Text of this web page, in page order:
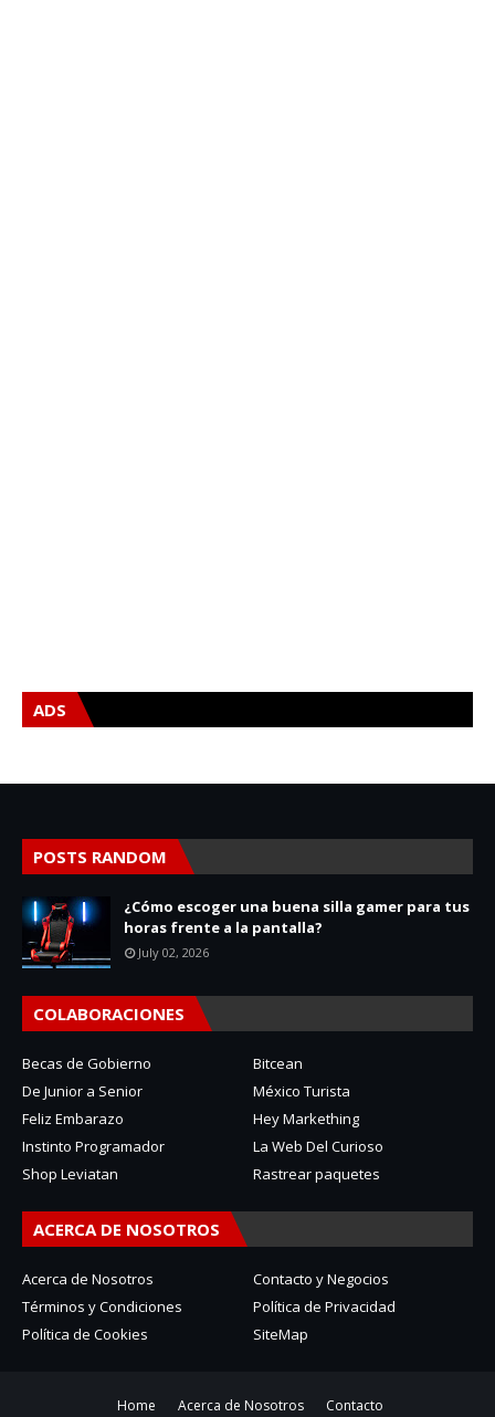
ADS
POSTS RANDOM
¿Cómo escoger una buena silla gamer para tus
horas frente a la pantalla?
July 02, 2026
COLABORACIONES
Becas de Gobierno
Bitcean
De Junior a Senior
México Turista
Feliz Embarazo
Hey Markething
Instinto Programador
La Web Del Curioso
Shop Leviatan
Rastrear paquetes
ACERCA DE NOSOTROS
Acerca de Nosotros
Contacto y Negocios
Términos y Condiciones
Política de Privacidad
Política de Cookies
SiteMap
Home Acerca de Nosotros Contacto